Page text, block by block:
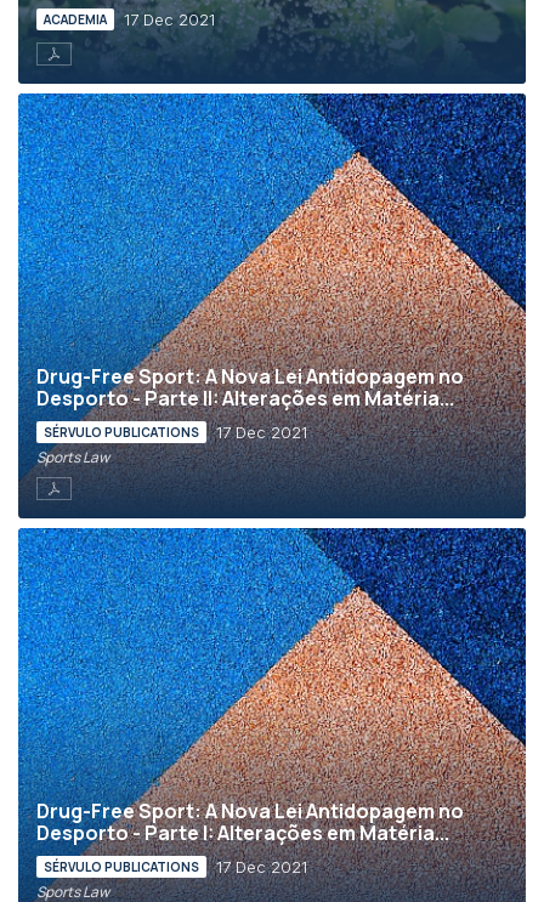
ACADEMIA 17 Dec 2021
Drug-Free Sport: A Nova Lei Antidopagem no
Desporto - Parte II: Alterações em Matéria...
SÉRVULO PUBLICATIONS 17 Dec 2021
Sports Law
Drug-Free Sport: A Nova Lei Antidopagem no
Desporto - Parte I: Alterações em Matéria...
SÉRVULO PUBLICATIONS 17 Dec 2021
Sports Law